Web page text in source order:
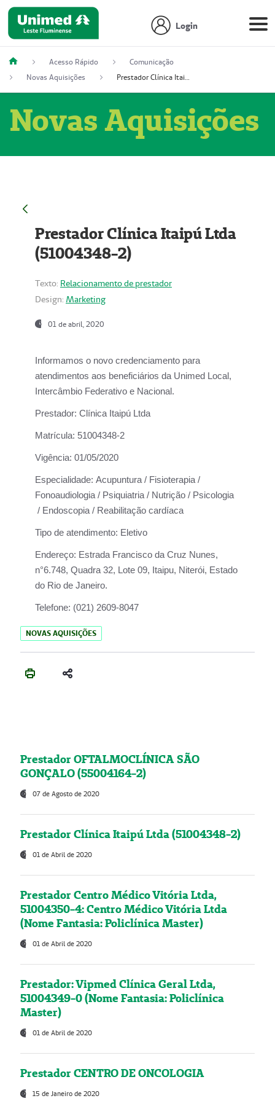
Login
Acesso Rápido
Comunicação
Novas Aquisições
Prestador Clínica Itaipú Ltda (51004348-2)
Novas Aquisições
Prestador Clínica Itaipú Ltda
(51004348-2)
Texto: Relacionamento de prestador
Design: Marketing
01 de abril, 2020
Informamos o novo credenciamento para
atendimentos aos beneficiários da Unimed Local,
Intercâmbio Federativo e Nacional.
Prestador: Clínica Itaipú Ltda
Matrícula: 51004348-2
Vigência: 01/05/2020
Especialidade: Acupuntura / Fisioterapia /
Fonoaudiologia / Psiquiatria / Nutrição / Psicologia
/ Endoscopia / Reabilitação cardíaca
Tipo de atendimento: Eletivo
Endereço: Estrada Francisco da Cruz Nunes,
n°6.748, Quadra 32, Lote 09, Itaipu, Niterói, Estado
do Rio de Janeiro.
Telefone: (021) 2609-8047
NOVAS AQUISIÇÕES
Prestador OFTALMOCLÍNICA SÃO
GONÇALO (55004164-2)
07 de Agosto de 2020
Prestador Clínica Itaipú Ltda (51004348-2)
01 de Abril de 2020
Prestador Centro Médico Vitória Ltda,
51004350-4: Centro Médico Vitória Ltda
(Nome Fantasia: Policlínica Master)
01 de Abril de 2020
Prestador: Vipmed Clínica Geral Ltda,
51004349-0 (Nome Fantasia: Policlínica
Master)
01 de Abril de 2020
Prestador CENTRO DE ONCOLOGIA
15 de Janeiro de 2020